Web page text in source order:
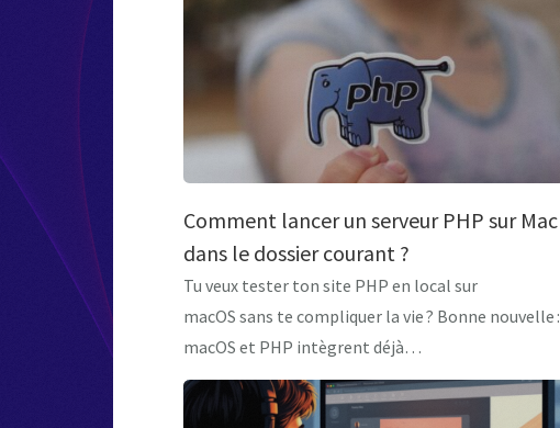
Comment lancer un serveur PHP sur Mac
dans le dossier courant ?
Tu veux tester ton site PHP en local sur
macOS sans te compliquer la vie ? Bonne nouvelle :
macOS et PHP intègrent déjà…